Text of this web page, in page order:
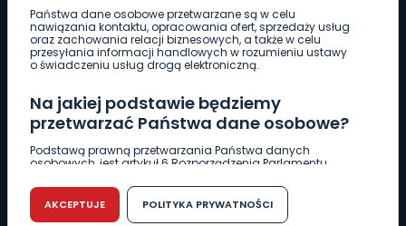
Państwa dane osobowe przetwarzane są w celu
nawiązania kontaktu, opracowania ofert, sprzedaży usług
oraz zachowania relacji biznesowych, a także w celu
przesyłania informacji handlowych w rozumieniu ustawy
o świadczeniu usług drogą elektroniczną.
Na jakiej podstawie będziemy
przetwarzać Państwa dane osobowe?
Podstawą prawną przetwarzania Państwa danych
osobowych, jest artykuł 6 Rozporządzenia Parlamentu
r. w sprawie ochrony osób fizycznych w związku z
przetwarzaniem danych osobowych w sprawie
swobodnego przepływu takich danych oraz uchylenia
AKCEPTUJE POLITYKA PRYWATNOŚCI
REDAKCJA
62 735 22 22redakcja@wlkp24.info
DZIAŁ REKLAMY
62 735 01 85 reklama@wlkp24.info
WIADOMOŚCI